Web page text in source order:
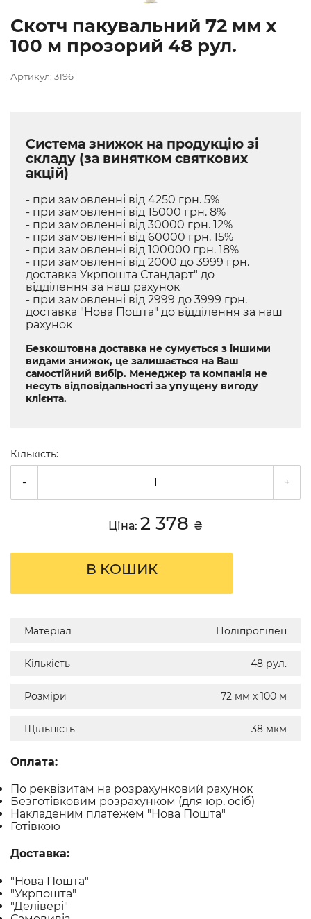
Скотч пакувальний 72 мм х
100 м прозорий 48 рул.
Артикул: 3196
Система знижок на продукцію зі
складу (за винятком святкових
акцій)
- при замовленні від 4250 грн. 5%
- при замовленні від 15000 грн. 8%
- при замовленні від 30000 грн. 12%
- при замовленні від 60000 грн. 15%
- при замовленні від 100000 грн. 18%
- при замовленні від 2000 до 3999 грн.
доставка Укрпошта Стандарт" до
відділення за наш рахунок
- при замовленні від 2999 до 3999 грн.
доставка "Нова Пошта" до відділення за наш
рахунок
Безкоштовна доставка не сумується з іншими
видами знижок, це залишається на Ваш
самостійний вибір. Менеджер та компанія не
несуть відповідальності за упущену вигоду
клієнта.
Кількість:
- +
Ціна: 2 378 ₴
В КОШИК
Матеріал Поліпропілен
Кількість 48 рул.
Розміри 72 мм х 100 м
Щільність 38 мкм
Оплата:
По реквізитам на розрахунковий рахунок
Безготівковим розрахунком (для юр. осіб)
Накладеним платежем "Нова Пошта"
Готівкою
Доставка:
"Нова Пошта"
"Укрпошта"
"Делівері"